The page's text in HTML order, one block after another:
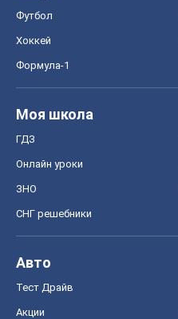
Футбол
Хоккей
Формула-1
Моя школа
ГДЗ
Онлайн уроки
ЗНО
СНГ решебники
Авто
Тест Драйв
Акции